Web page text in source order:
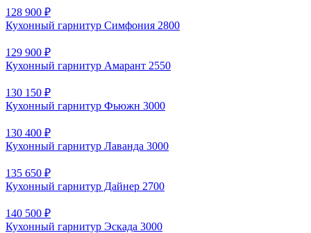
128 900 ₽
Кухонный гарнитур Симфония 2800
129 900 ₽
Кухонный гарнитур Амарант 2550
130 150 ₽
Кухонный гарнитур Фьюжн 3000
130 400 ₽
Кухонный гарнитур Лаванда 3000
135 650 ₽
Кухонный гарнитур Дайнер 2700
140 500 ₽
Кухонный гарнитур Эскада 3000